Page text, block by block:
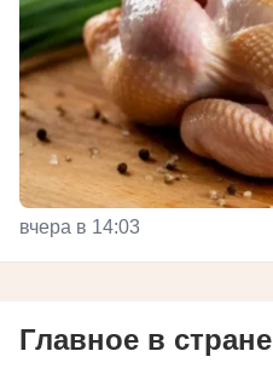
вчера в 14:03
Главное в стране